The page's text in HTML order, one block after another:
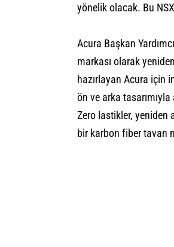
yönelik olacak. Bu
Acura Başkan
markası olarak
hazırlayan Acura için
ön ve arka tasarımıyla
Zero lastikler, yeniden
bir karbon fiber tavan